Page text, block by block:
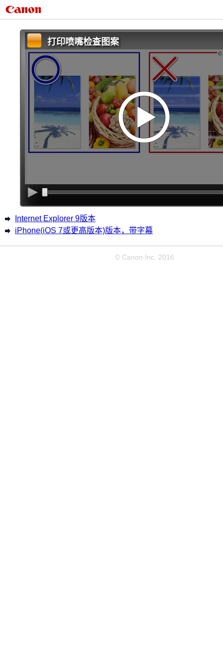
打印喷嘴检查图案
Internet Explorer 9版本
iPhone(iOS 7或更高版本)版本，带字幕
© Canon Inc. 2016